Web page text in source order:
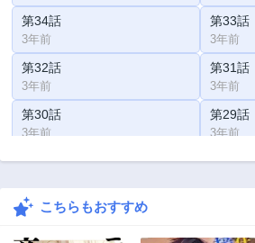
第34話
3年前
第33話
3年前
第32話
3年前
第31話
3年前
第30話
3年前
第29話
3年前
第28話 第27話
第26話こちらもおすすめ